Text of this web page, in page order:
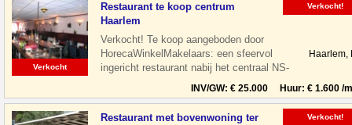
Verkocht
Restaurant te koop centrum
Haarlem
Verkocht! Te koop aangeboden door
HorecaWinkelMakelaars: een sfeervol
ingericht restaurant nabij het centraal NS-
Station te Haarlem. Het restaurant is
Haarlem,
INV/GW: € 25.000 Huur: € 1.600 /
Verkocht!
Restaurant met bovenwoning ter
Verkocht!